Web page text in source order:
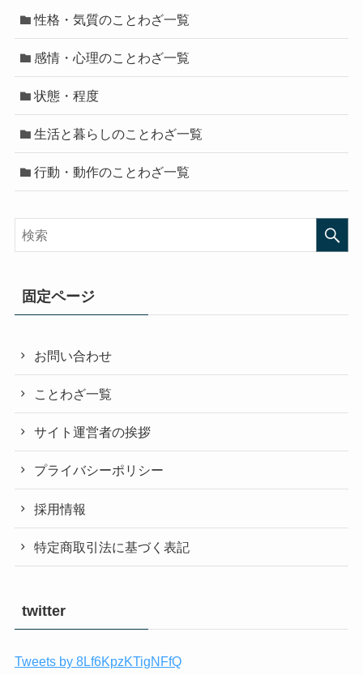
性格・気質のことわざ一覧
感情・心理のことわざ一覧
状態・程度
生活と暮らしのことわざ一覧
行動・動作のことわざ一覧
固定ページ
お問い合わせ
ことわざ一覧
サイト運営者の挨拶
プライバシーポリシー
採用情報
特定商取引法に基づく表記
twitter
Tweets by 8Lf6KpzKTigNFfQ